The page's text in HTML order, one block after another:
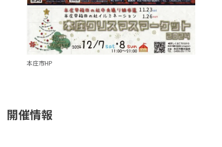
本庄市HP
開催情報